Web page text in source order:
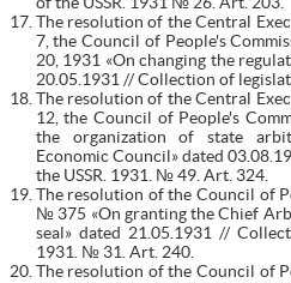
The resolution of the Central
7, the Council of People's
20, 1931 «On changing the
20.05.1931 // Collection of
The resolution of the Central
12, the Council of People's
the organization of state
Economic Council» dated
the USSR. 1931. № 49. Art. 324.
The resolution of the Council of
№ 375 «On granting the Chief
seal» dated 21.05.1931 //
1931. № 31. Art. 240.
The resolution of the Council of